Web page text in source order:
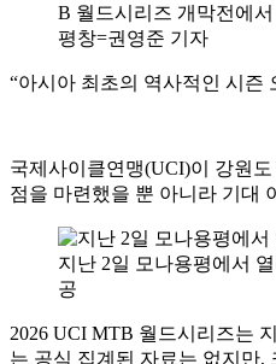
B 월드시리즈 개막전에
평창=권영준 기자
“아시아 최초의 역사적인 시즌
국제사이클연맹(UCI)이 강원
점을 마련했을 뿐 아니라 기대
지난 2일 모나용평에서
공
2026 UCI MTB 월드시리즈는
는 공식 집계된 자료는 없지만,